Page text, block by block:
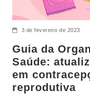
3 de fevereiro de 2023
Guia da
Saúde:
em
reprodutiva